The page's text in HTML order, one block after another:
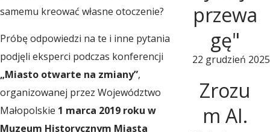
i
e
O
samemu kreować własne otoczenie?
Próbę odpowiedzi na te i inne pytania
podjęli eksperci podczas konferencji
„Miasto otwarte na zmiany”,
organizowanej przez Województwo
Małopolskie 1 marca 2019 roku w
Muzeum Historycznym Miasta
przewa
gę"
22 grudzień 2025
Zrozu
m AI.